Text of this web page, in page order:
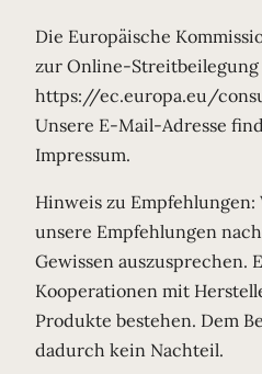
Die Europäische
zur Online-Streitbeilegung
https://ec.europa.eu/
Unsere E-Mail-Adresse
Impressum.
Hinweis zu Empfehlungen:
unsere Empfehlungen
Gewissen auszusprechen.
Kooperationen mit
Produkte bestehen. Dem
dadurch kein Nachteil.